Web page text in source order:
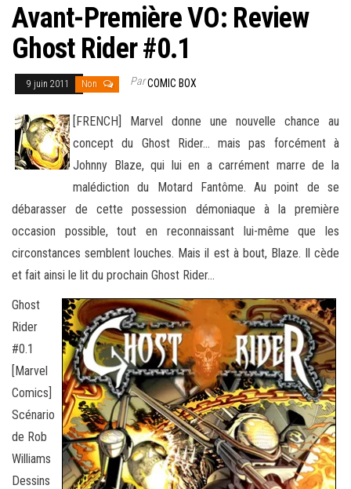
Avant-Première VO: Review
Ghost Rider #0.1
9 juin 2011 Non ParCOMIC BOX
[FRENCH] Marvel donne une nouvelle chance au
concept du Ghost Rider… mais pas forcément à
Johnny Blaze, qui lui en a carrément marre de la
malédiction du Motard Fantôme. Au point de se
débarasser de cette possession démoniaque à la première
occasion possible, tout en reconnaissant lui-même que les
circonstances semblent louches. Mais il est à bout, Blaze. Il cède
et fait ainsi le lit du prochain Ghost Rider…
Ghost
Rider
#0.1
[Marvel
Comics]
Scénario
de Rob
Williams
Dessins